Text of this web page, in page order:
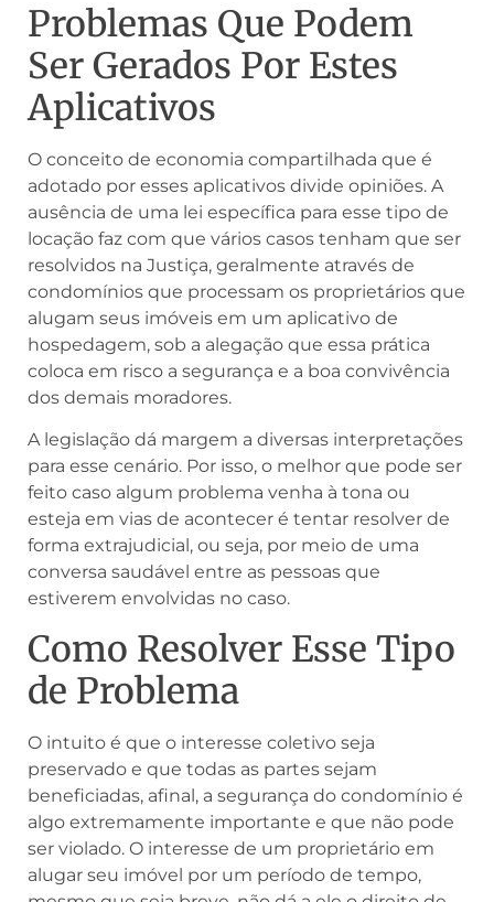
Problemas Que Podem
Ser Gerados Por Estes
Aplicativos
O conceito de economia compartilhada que é
adotado por esses aplicativos divide opiniões. A
ausência de uma lei específica para esse tipo de
locação faz com que vários casos tenham que ser
resolvidos na Justiça, geralmente através de
condomínios que processam os proprietários que
alugam seus imóveis em um aplicativo de
hospedagem, sob a alegação que essa prática
coloca em risco a segurança e a boa convivência
dos demais moradores.
A legislação dá margem a diversas interpretações
para esse cenário. Por isso, o melhor que pode ser
feito caso algum problema venha à tona ou
esteja em vias de acontecer é tentar resolver de
forma extrajudicial, ou seja, por meio de uma
conversa saudável entre as pessoas que
estiverem envolvidas no caso.
Como Resolver Esse Tipo
de Problema
O intuito é que o interesse coletivo seja
preservado e que todas as partes sejam
beneficiadas, afinal, a segurança do condomínio é
algo extremamente importante e que não pode
ser violado. O interesse de um proprietário em
alugar seu imóvel por um período de tempo,